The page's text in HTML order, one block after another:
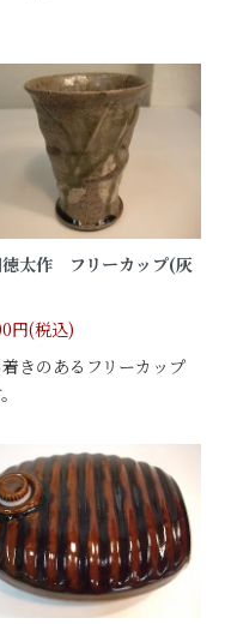
太作 フリーカップ(灰
円(税込)
きのあるフリーカップ